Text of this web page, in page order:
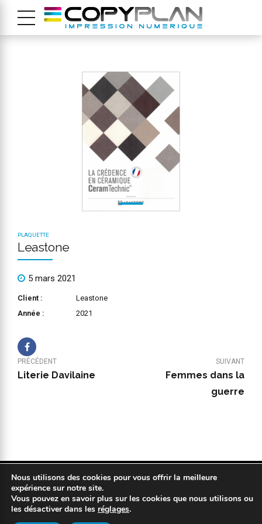
PLAQUETTE
Leastone
5 mars 2021
Client :
Leastone
Année :
2021
PRÉCÉDENT
Literie Davilaine
SUIVANT
Femmes dans la
guerre
Copyright 2019 © COPYPLAN. Tous droits réservés |Mentions légales
|Politique de confidentialité
Nous utilisons des cookies pour vous offrir la meilleure
expérience sur notre site.
Vous pouvez en savoir plus sur les cookies que nous utilisons ou
les désactiver dans les réglages.